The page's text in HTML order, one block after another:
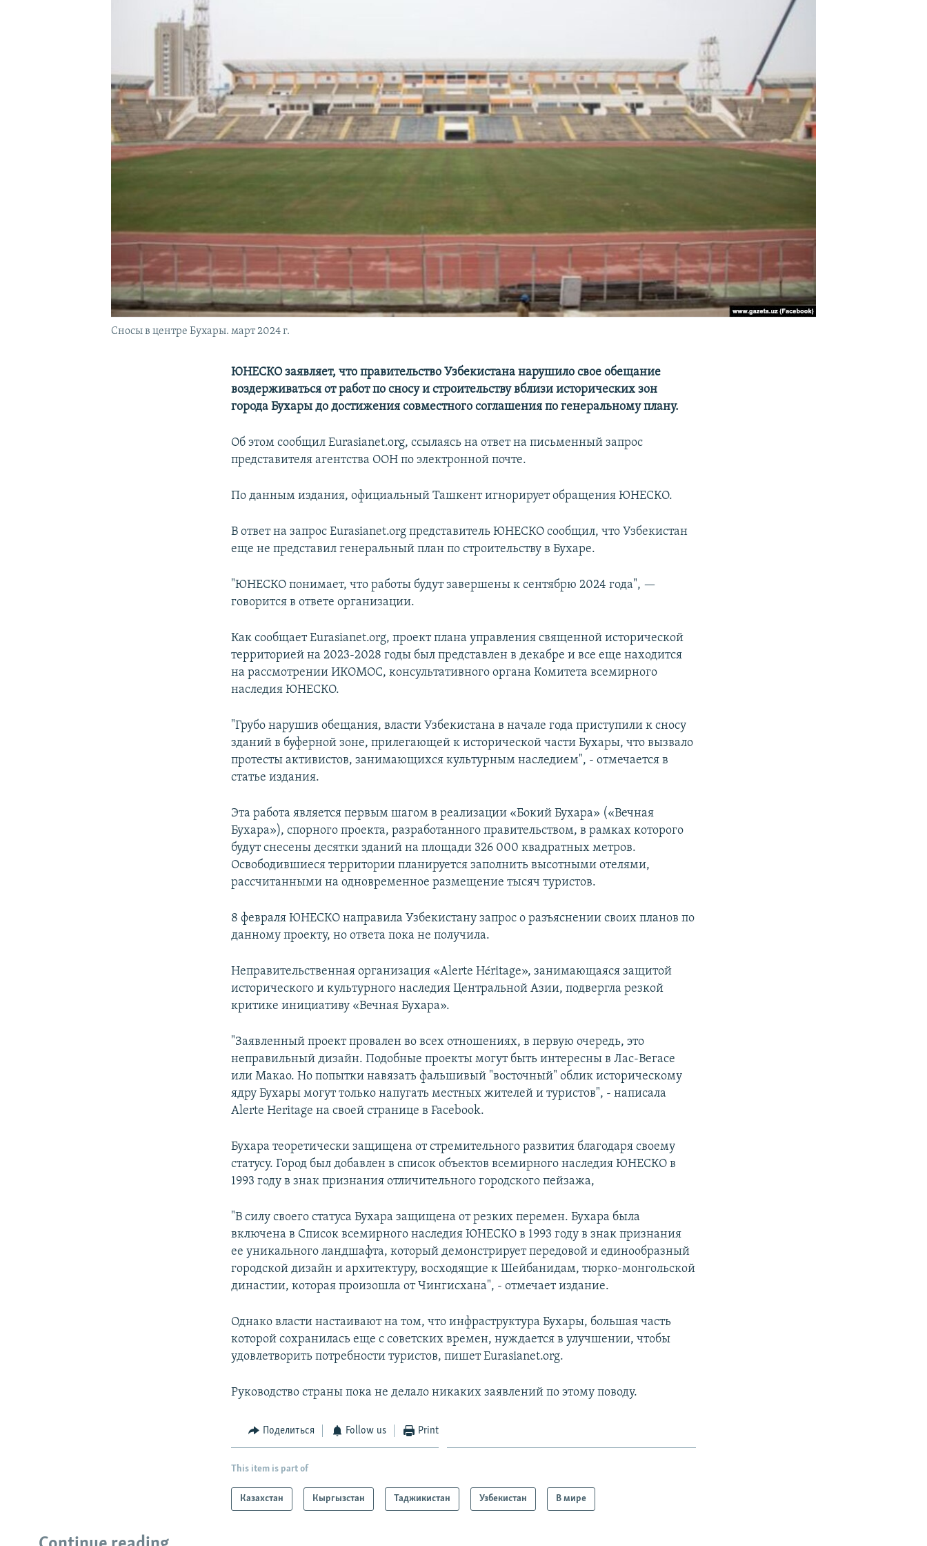
Сносы в центре Бухары. март 2024 г.
ЮНЕСКО заявляет, что правительство Узбекистана нарушило свое обещание
воздерживаться от работ по сносу и строительству вблизи исторических зон
города Бухары до достижения совместного соглашения по генеральному плану.
Об этом сообщил Eurasianet.org, ссылаясь на ответ на письменный запрос
представителя агентства ООН по электронной почте.
По данным издания, официальный Ташкент игнорирует обращения ЮНЕСКО.
В ответ на запрос Eurasianet.org представитель ЮНЕСКО сообщил, что Узбекистан
еще не представил генеральный план по строительству в Бухаре.
"ЮНЕСКО понимает, что работы будут завершены к сентябрю 2024 года", —
говорится в ответе организации.
Как сообщает Eurasianet.org, проект плана управления священной исторической
территорией на 2023-2028 годы был представлен в декабре и все еще находится
на рассмотрении ИКОМОС, консультативного органа Комитета всемирного
наследия ЮНЕСКО.
"Грубо нарушив обещания, власти Узбекистана в начале года приступили к сносу
зданий в буферной зоне, прилегающей к исторической части Бухары, что вызвало
протесты активистов, занимающихся культурным наследием", - отмечается в
статье издания.
Эта работа является первым шагом в реализации «Бокий Бухара» («Вечная
Бухара»), спорного проекта, разработанного правительством, в рамках которого
будут снесены десятки зданий на площади 326 000 квадратных метров.
Освободившиеся территории планируется заполнить высотными отелями,
рассчитанными на одновременное размещение тысяч туристов.
8 февраля ЮНЕСКО направила Узбекистану запрос о разъяснении своих планов по
данному проекту, но ответа пока не получила.
Неправительственная организация «Alerte Héritage», занимающаяся защитой
исторического и культурного наследия Центральной Азии, подвергла резкой
критике инициативу «Вечная Бухара».
"Заявленный проект провален во всех отношениях, в первую очередь, это
неправильный дизайн. Подобные проекты могут быть интересны в Лас-Вегасе
или Макао. Но попытки навязать фальшивый "восточный" облик историческому
ядру Бухары могут только напугать местных жителей и туристов", - написала
Alerte Heritage на своей странице в Facebook.
Бухара теоретически защищена от стремительного развития благодаря своему
статусу. Город был добавлен в список объектов всемирного наследия ЮНЕСКО в
1993 году в знак признания отличительного городского пейзажа,
"В силу своего статуса Бухара защищена от резких перемен. Бухара была
включена в Список всемирного наследия ЮНЕСКО в 1993 году в знак признания
ее уникального ландшафта, который демонстрирует передовой и единообразный
городской дизайн и архитектуру, восходящие к Шейбанидам, тюрко-монгольской
династии, которая произошла от Чингисхана", - отмечает издание.
Однако власти настаивают на том, что инфраструктура Бухары, большая часть
которой сохранилась еще с советских времен, нуждается в улучшении, чтобы
удовлетворить потребности туристов, пишет Eurasianet.org.
Руководство страны пока не делало никаких заявлений по этому поводу.
Поделиться Follow us Print
This item is part of
Казахстан Кыргызстан Таджикистан Узбекистан В мире